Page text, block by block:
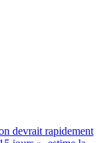
devrait rapidement